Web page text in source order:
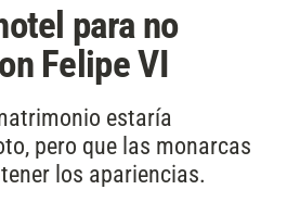
para no
Felipe VI
estaría
pero que las monarcas
los apariencias.